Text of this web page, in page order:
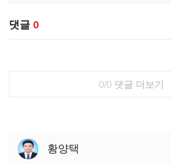
댓글 0
0/0 댓글 더보기
황양택